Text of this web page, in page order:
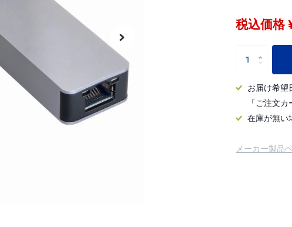
税込価格
お届け希望
「ご注文
在庫が無い
メーカー製品